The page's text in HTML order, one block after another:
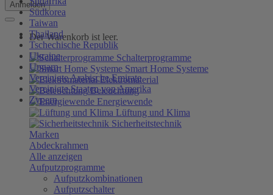
Südkorea
Taiwan
Thailand
Tschechische Republik
Ukraine
Ungarn
Vereinigte Arabische Emirate
Vereinigte Staaten von Amerika
Zypern
Anmelden
Der Warenkorb ist leer.
Schalterprogramme
Smart Home Systeme
Elektromaterial
Beleuchtung
Energiewende
Lüftung und Klima
Sicherheitstechnik
Marken
Abdeckrahmen
Alle anzeigen
Aufputzprogramme
Aufputzkombinationen
Aufputzschalter